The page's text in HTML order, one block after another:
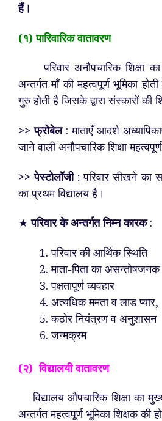
हैं।
(१) पारिवारिक वातावरण
परिवार अनौपचारिक शिक्षा
अन्तर्गत माँ की महत्वपूर्ण भूमिका
गुरु होती है जिसके द्वारा संस्कारों की
>> फ्रोबेल: माताएँ आदर्श
जाने वाली अनौपचारिक शिक्षा
>> पेस्टोलॉजी: परिवार सीखने का
का प्रथम विद्यालय है।
★परिवार के अन्तर्गत निम्न कारक:
परिवार की आर्थिक स्थिति
माता-पिता का असन्तोषजनक
पक्षतापूर्ण व्यवहार
अत्यधिक ममता व लाड प्यार,
कठोर नियंत्रण व अनुशासन
जन्मक्रम
(२) विद्यालयी वातावरण
विद्यालय औपचारिक शिक्षा का
अन्तर्गत महत्वपूर्ण भूमिका शिक्षक की